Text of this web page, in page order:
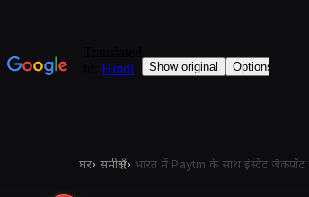
घर› समीक्षाएँ› भारत में Paytm के साथ इंस्टेंट जैकपॉट